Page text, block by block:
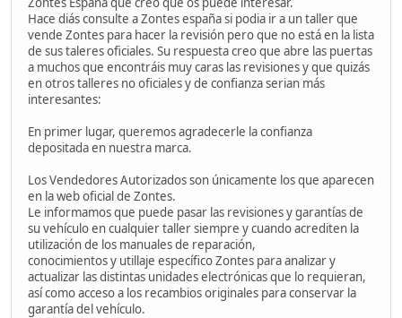
Hace diás consulte a Zontes españa si podia ir a un taller que
vende Zontes para hacer la revisión pero que no está en la lista
de sus taleres oficiales. Su respuesta creo que abre las puertas
a muchos que encontráis muy caras las revisiones y que quizás
en otros talleres no oficiales y de confianza serian más
interesantes:
En primer lugar, queremos agradecerle la confianza
depositada en nuestra marca.
Los Vendedores Autorizados son únicamente los que aparecen
en la web oficial de Zontes.
Le informamos que puede pasar las revisiones y garantías de
su vehículo en cualquier taller siempre y cuando acrediten la
utilización de los manuales de reparación,
conocimientos y utillaje específico Zontes para analizar y
actualizar las distintas unidades electrónicas que lo requieran,
así como acceso a los recambios originales para conservar la
garantía del vehículo.